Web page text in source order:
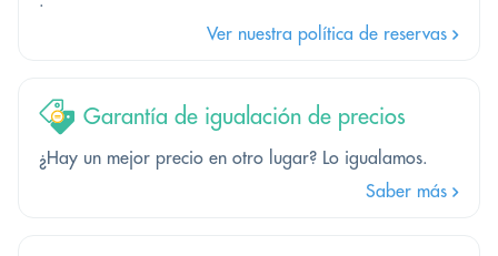
Ver nuestra política de reservas
Garantía de igualación de precios
¿Hay un mejor precio en otro lugar? Lo igualamos.
Saber más